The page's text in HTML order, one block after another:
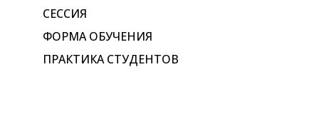
СЕССИЯ
ФОРМА ОБУЧЕНИЯ
ПРАКТИКА СТУДЕНТОВ